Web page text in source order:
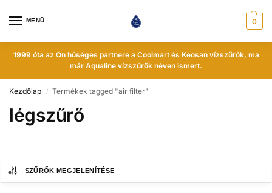
MENÜ 0
1999 óta az Ön hűséges partnere a Coolmart és Keosan vízszűrők, ma
már Aqualine vízszűrők néven ismert.
Kezdőlap / Termékek tagged "air filter"
légszűrő
SZŰRŐK MEGJELENÍTÉSE